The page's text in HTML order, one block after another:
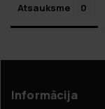
Atsauksme
Informācija